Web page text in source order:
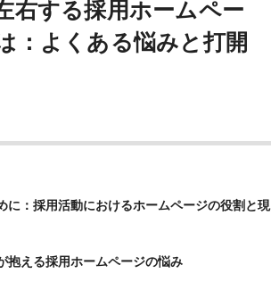
右する採用ホームペー
：よくある悩みと打開
に：採用活動におけるホームページの役割と現
抱える採用ホームページの悩み